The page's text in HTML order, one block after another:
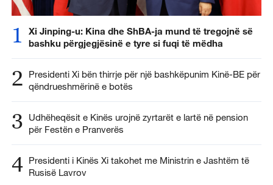
1
Xi Jinping-u: Kina dhe ShBA-ja mund të tregojnë së
bashku përgjegjësinë e tyre si fuqi të mëdha
2
Presidenti Xi bën thirrje për një bashkëpunim Kinë-BE për
qëndrueshmërinë e botës
3
Udhëheqësit e Kinës urojnë zyrtarët e lartë në pension
për Festën e Pranverës
4 Presidenti i Kinës Xi takohet me Ministrin e Jashtëm të
Rusisë Lavrov